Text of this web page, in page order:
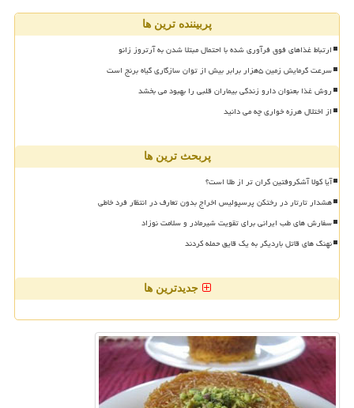
پربیننده ترین ها
ارتباط غذاهای فوق فرآوری شده با احتمال مبتلا شدن به آرتروز زانو
سرعت گرمایش زمین ۵هزار برابر بیش از توان سازگاری گیاه برنج است
روش غذا بعنوان دارو زندگی بیماران قلبی را بهبود می بخشد
از اختلال هرزه خواری چه می دانید
پربحث ترین ها
آیا کولا آشکروفتین گران تر از طلا است؟
هشدار تارتار در رختکن پرسپولیس اخراج بدون تعارف در انتظار فرد خاطی
سفارش های طب ایرانی برای تقویت شیرمادر و سلامت نوزاد
نهنگ های قاتل باردیگر به یک قایق حمله کردند
جدیدترین ها